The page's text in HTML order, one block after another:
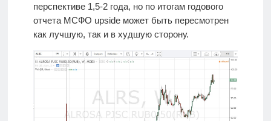
перспективе 1,5-2 года, но по итогам годового
отчета МСФО upside может быть пересмотрен
как лучшую, так и в худшую сторону.